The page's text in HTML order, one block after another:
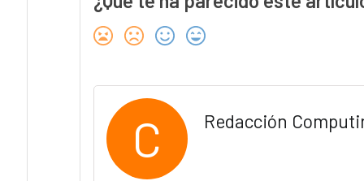
C Redacción